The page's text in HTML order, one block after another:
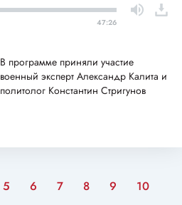
47:26
В программе приняли участие
военный эксперт Александр Калита и
политолог Константин Стригунов
5 6 7 8 9
10